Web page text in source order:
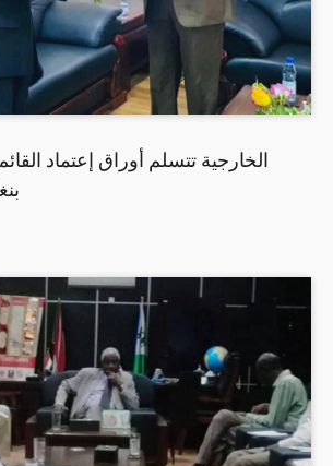
الخارجية تتسلم أوراق إعتماد